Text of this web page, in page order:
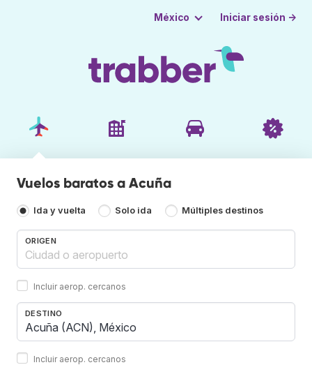
México Iniciar sesión →
Vuelos baratos a Acuña
Ida y vuelta Solo ida Múltiples destinos
ORIGEN
Incluir aerop. cercanos
DESTINO
Incluir aerop. cercanos